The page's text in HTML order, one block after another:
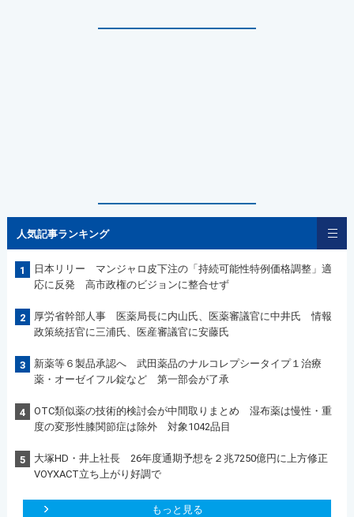
人気記事ランキング
1
日本リリー マンジャロ皮下注の「持続可能性特例価格調整」適
応に反発 高市政権のビジョンに整合せず
2
厚労省幹部人事 医薬局長に内山氏、医薬審議官に中井氏 情報
政策統括官に三浦氏、医産審議官に安藤氏
3
新薬等６製品承認へ 武田薬品のナルコレプシータイプ１治療
薬・オーゼイフル錠など 第一部会が了承
4
OTC類似薬の技術的検討会が中間取りまとめ 湿布薬は慢性・重
度の変形性膝関節症は除外 対象1042品目
5
大塚HD・井上社長 26年度通期予想を２兆7250億円に上方修正
VOYXACT立ち上がり好調で
もっと見る